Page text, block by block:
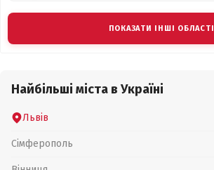
ПОКАЗАТИ ІНШІ ОБЛАСТІ
Найбільші міста в Україні
Львів
Сімферополь